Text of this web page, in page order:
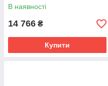
В наявності
14 766 ₴
Купити